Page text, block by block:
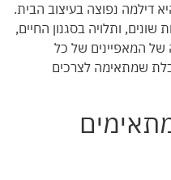
דילמה נפוצה בעיצוב הבית.
ותלויה בסגנון החיים,
של המאפיינים של כל
שמתאימה לצרכים